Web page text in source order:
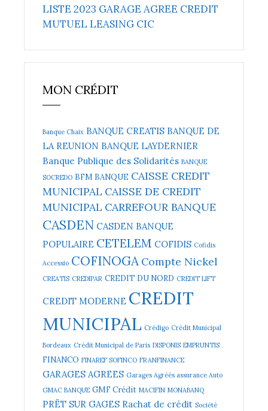
LISTE 2023 GARAGE AGREE CREDIT
MUTUEL LEASING CIC
MON CRÉDIT
Banque Chaix BANQUE CREATIS BANQUE DE
LA REUNION BANQUE LAYDERNIER
Banque Publique des Solidarités BANQUE
SOCREDO BFM BANQUE CAISSE CREDIT
MUNICIPAL CAISSE DE CREDIT
MUNICIPAL CARREFOUR BANQUE
CASDEN CASDEN BANQUE
POPULAIRE CETELEM COFIDIS Cofidis
Accessio COFINOGA Compte Nickel
CREATIS CREDIPAR CREDIT DU NORD CREDIT LIFT
CREDIT MODERNE CREDIT
MUNICIPAL Crédigo Crédit Municipal
Bordeaux Crédit Municipal de Paris DISPONIS EMPRUNTIS
FINANCO FINAREF SOFINCO FRANFINANCE
GARAGES AGREES Garages Agréés assurance Auto
GMAC BANQUE GMF Crédit MACIFIN MONABANQ
PRËT SUR GAGES Rachat de crédit Société